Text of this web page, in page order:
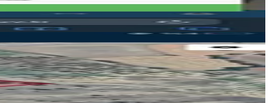
sinantutkusinantutku
Ara